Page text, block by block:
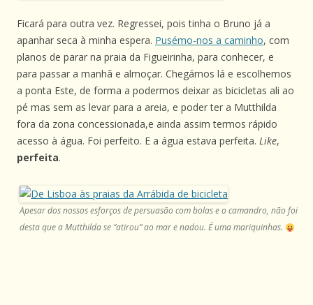
Ficará para outra vez. Regressei, pois tinha o Bruno já a
apanhar seca à minha espera. Pusémo-nos a caminho, com
planos de parar na praia da Figueirinha, para conhecer, e
para passar a manhã e almoçar. Chegámos lá e escolhemos
a ponta Este, de forma a podermos deixar as bicicletas ali ao
pé mas sem as levar para a areia, e poder ter a Mutthilda
fora da zona concessionada,e ainda assim termos rápido
acesso à água. Foi perfeito. E a água estava perfeita. Like,
perfeita.
Apesar dos nossos esforços de persuasão com bolas e o camandro, não foi
desta que a Mutthilda se “atirou” ao mar e nadou. É uma mariquinhas.